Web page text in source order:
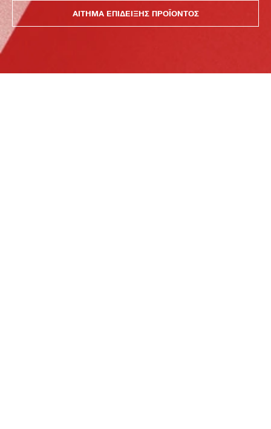
ΑΙΤΗΜΑ ΕΠΙΔΕΙΞΗΣ ΠΡΟΪΟΝΤΟΣ